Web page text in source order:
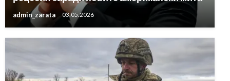
admin_zarata 03.05.2026